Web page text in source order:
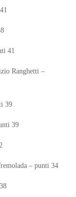
41
Ranghetti –
39
39
– punti 34